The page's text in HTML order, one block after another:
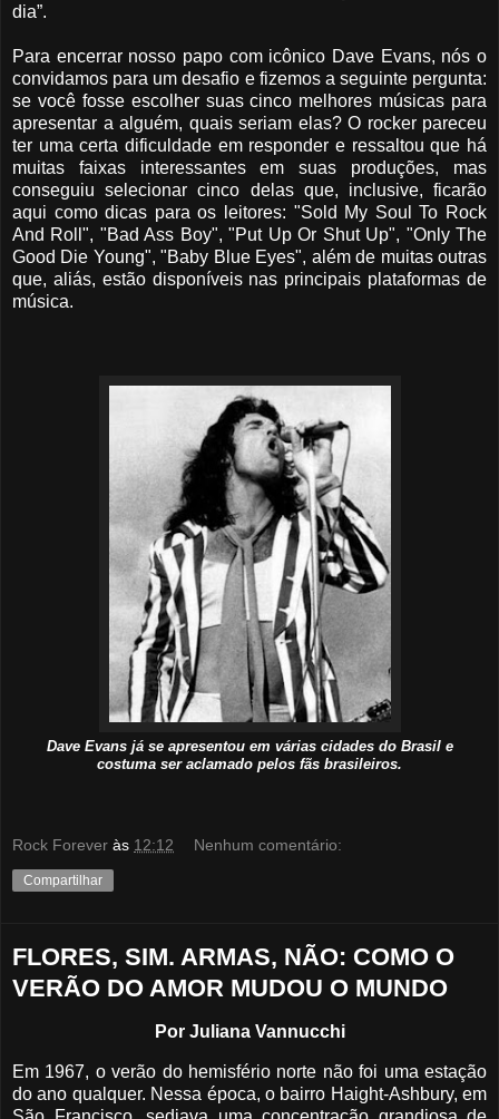
dia”.
Para encerrar nosso papo com icônico Dave Evans, nós o
convidamos para um desafio e fizemos a seguinte pergunta:
se você fosse escolher suas cinco melhores músicas para
apresentar a alguém, quais seriam elas? O rocker pareceu
ter uma certa dificuldade em responder e ressaltou que há
muitas faixas interessantes em suas produções, mas
conseguiu selecionar cinco delas que, inclusive, ficarão
aqui como dicas para os leitores: "Sold My Soul To Rock
And Roll", "Bad Ass Boy", "Put Up Or Shut Up", "Only The
Good Die Young", "Baby Blue Eyes", além de muitas outras
que, aliás, estão disponíveis nas principais plataformas de
música.
Dave Evans já se apresentou em várias cidades do Brasil e
costuma ser aclamado pelos fãs brasileiros.
Rock Forever às 12:12 Nenhum comentário:
Compartilhar
FLORES, SIM. ARMAS, NÃO: COMO O
VERÃO DO AMOR MUDOU O MUNDO
Por Juliana Vannucchi
Em 1967, o verão do hemisfério norte não foi uma estação
do ano qualquer. Nessa época, o bairro Haight-Ashbury, em